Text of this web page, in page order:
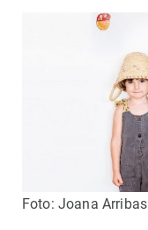
Foto: Joana Arribas